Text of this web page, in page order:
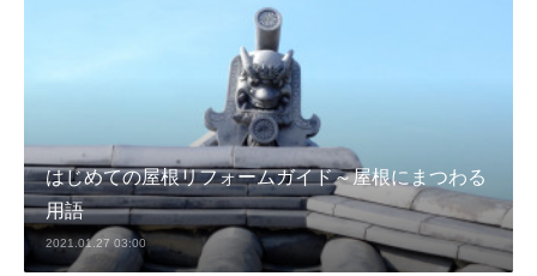
はじめての屋根リフォームガイド～屋根にまつわる
用語
2021.01.27 03:00